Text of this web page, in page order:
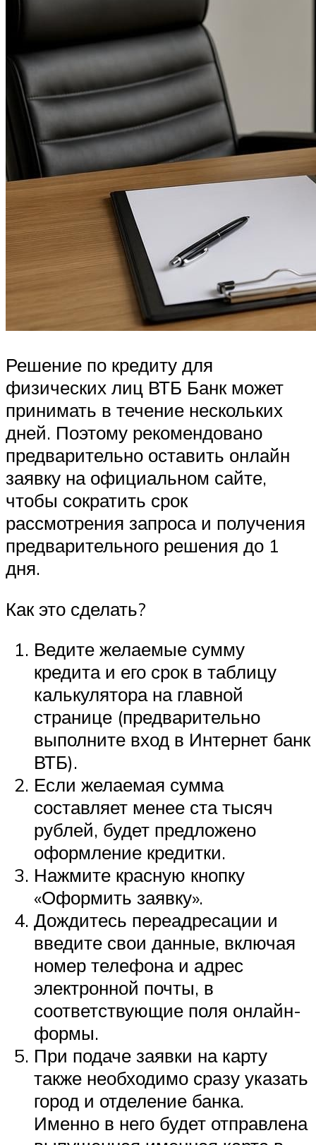
Решение по кредиту для
физических лиц ВТБ Банк может
принимать в течение нескольких
дней. Поэтому рекомендовано
предварительно оставить онлайн
заявку на официальном сайте,
чтобы сократить срок
рассмотрения запроса и получения
предварительного решения до 1
дня.
Как это сделать?
Ведите желаемые сумму
кредита и его срок в таблицу
калькулятора на главной
странице (предварительно
выполните вход в Интернет банк
ВТБ).
Если желаемая сумма
составляет менее ста тысяч
рублей, будет предложено
оформление кредитки.
Нажмите красную кнопку
«Оформить заявку».
Дождитесь переадресации и
введите свои данные, включая
номер телефона и адрес
электронной почты, в
соответствующие поля онлайн-
формы.
При подаче заявки на карту
также необходимо сразу указать
город и отделение банка.
Именно в него будет отправлена